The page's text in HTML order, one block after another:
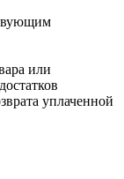
или
уплаченной